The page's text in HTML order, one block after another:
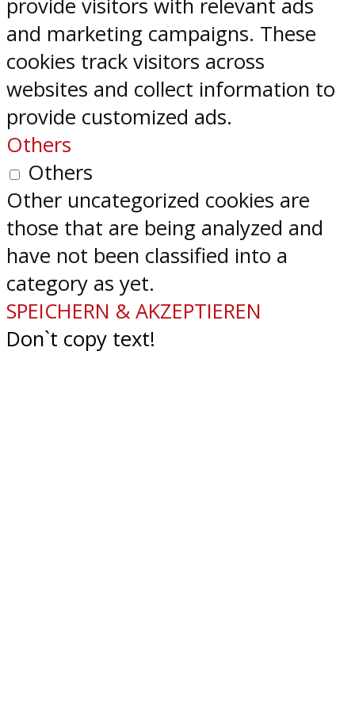
provide visitors with relevant ads
and marketing campaigns. These
cookies track visitors across
websites and collect information to
provide customized ads.
Others
Others
Other uncategorized cookies are
those that are being analyzed and
have not been classified into a
category as yet.
SPEICHERN & AKZEPTIEREN
Don`t copy text!